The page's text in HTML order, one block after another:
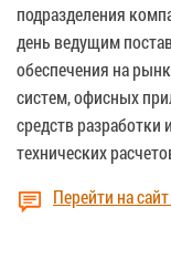
подразделения
день ведущим
обеспечения на
систем, офисных
средств
технических
Перейти на сайт